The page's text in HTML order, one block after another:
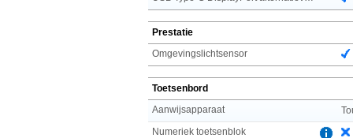
Prestatie
Omgevingslichtsensor
Toetsenbord
Aanwijsapparaat
Numeriek toetsenblok